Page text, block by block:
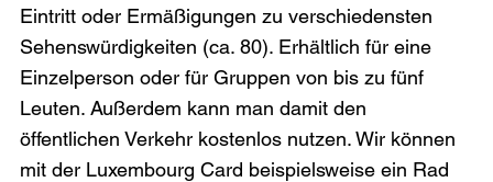
Eintritt oder Ermäßigungen zu verschiedensten
Sehenswürdigkeiten (ca. 80). Erhältlich für eine
Einzelperson oder für Gruppen von bis zu fünf
Leuten. Außerdem kann man damit den
öffentlichen Verkehr kostenlos nutzen. Wir können
mit der Luxembourg Card beispielsweise ein Rad